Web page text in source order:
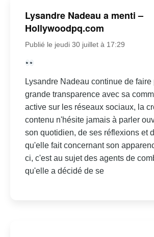
Lysandre Nadeau a menti –
Hollywoodpq.com
Publié le jeudi 30 juillet à 17:29
Lysandre Nadeau continue de
grande transparence avec sa
active sur les réseaux sociaux, la
contenu n'hésite jamais à parler
son quotidien, de ses réflexions et
qu'elle fait concernant son
ci, c'est au sujet des agents de
qu'elle a décidé de se